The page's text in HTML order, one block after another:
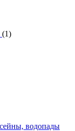
(1)
водопады